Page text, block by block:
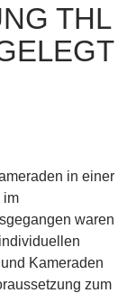
THL
in einer
im
waren
Kameraden
zum